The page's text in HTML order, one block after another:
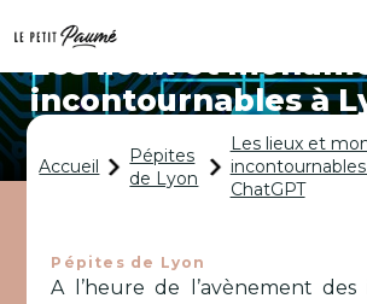
Les lieux et
incontournables à
selon ChatGPT
Accueil
Pépites
de Lyon
Les lieux et
ChatGPT
Pépites de Lyon
A l’heure de l’avènement des